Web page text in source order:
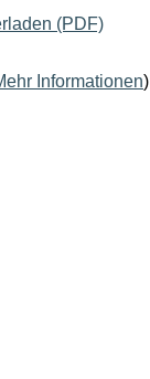
(PDF)
Informationen)